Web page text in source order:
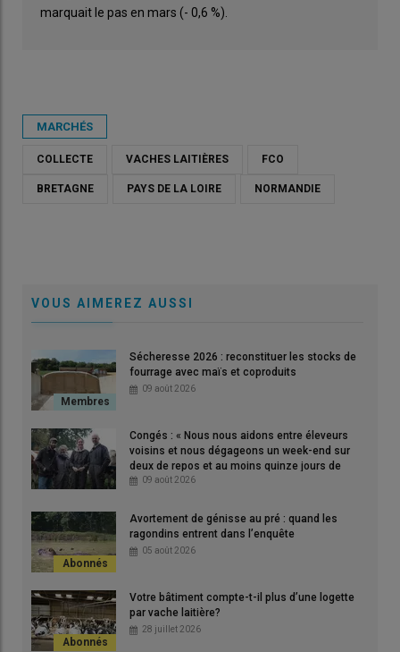
marquait le pas en mars (- 0,6 %).
MARCHÉS
COLLECTE VACHES LAITIÈRES FCO
BRETAGNE PAYS DE LA LOIRE NORMANDIE
VOUS AIMEREZ AUSSI
Sécheresse 2026 : reconstituer les stocks de
fourrage avec maïs et coproduits
09 août 2026
Congés : « Nous nous aidons entre éleveurs
voisins et nous dégageons un week-end sur
deux de repos et au moins quinze jours de
vacances par an » dans les Côtes-d’Armor
09 août 2026
Avortement de génisse au pré : quand les
ragondins entrent dans l’enquête
05 août 2026
Votre bâtiment compte-t-il plus d’une logette
par vache laitière?
28 juillet 2026